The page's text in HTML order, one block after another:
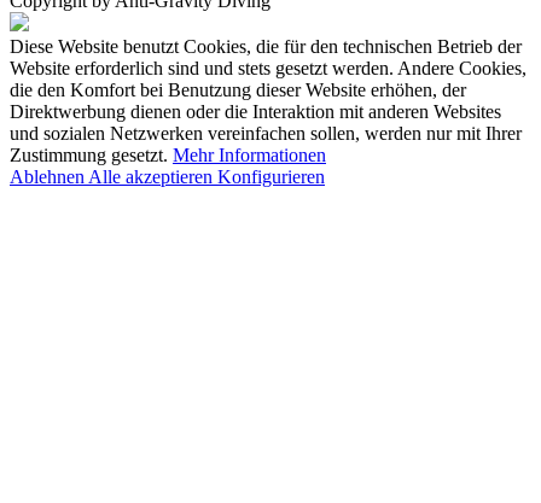
Diese Website benutzt Cookies, die für den technischen Betrieb der
Website erforderlich sind und stets gesetzt werden. Andere Cookies,
die den Komfort bei Benutzung dieser Website erhöhen, der
Direktwerbung dienen oder die Interaktion mit anderen Websites
und sozialen Netzwerken vereinfachen sollen, werden nur mit Ihrer
Zustimmung gesetzt. Mehr Informationen
Ablehnen Alle akzeptieren Konfigurieren